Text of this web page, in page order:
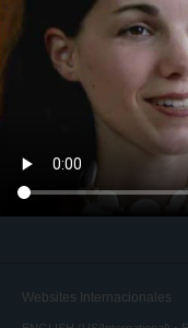
Websites Internacionales